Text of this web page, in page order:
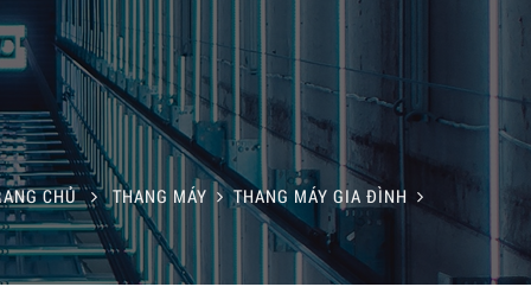
CHỦ THANG MÁY THANG MÁY GIA ĐÌNH